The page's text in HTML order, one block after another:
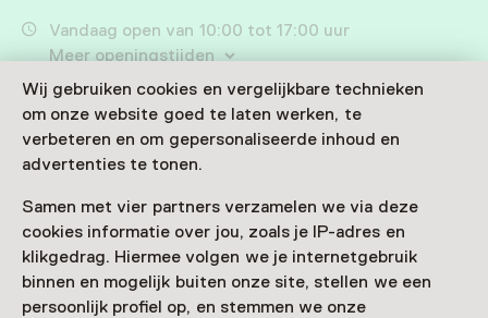
Wij gebruiken cookies en vergelijkbare technieken
om onze website goed te laten werken, te
verbeteren en om gepersonaliseerde inhoud en
advertenties te tonen.
Samen met vier partners verzamelen we via deze
cookies informatie over jou, zoals je IP-adres en
klikgedrag. Hiermee volgen we je internetgebruik
binnen en mogelijk buiten onze site, stellen we een
persoonlijk profiel op, en stemmen we onze
Vandaag open van 10:00 tot 17:00 uur
Meer openingstijden
Zien & doen in
Universiteitsmuseum
Utrecht